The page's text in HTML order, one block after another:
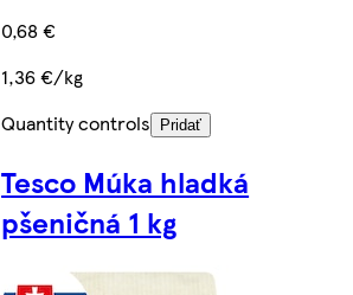
0,68 €
1,36 €/kg
Quantity controls
Pridať
Tesco Múka hladká
pšeničná 1 kg